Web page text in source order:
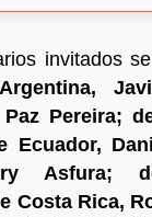
invitados
Pereira;
Ecuador,
Asfura;
Costa Rica,